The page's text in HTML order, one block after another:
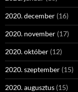
2020. december (16)
2020. november (17)
2020. október (12)
2020. szeptember (15)
2020. augusztus (15)